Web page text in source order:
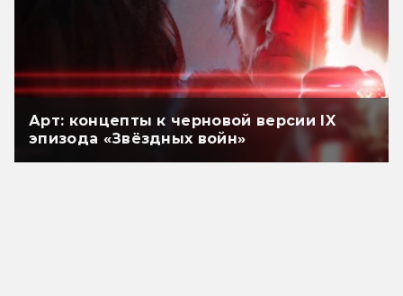
Арт: концепты к черновой версии IX
эпизода «Звёздных войн»